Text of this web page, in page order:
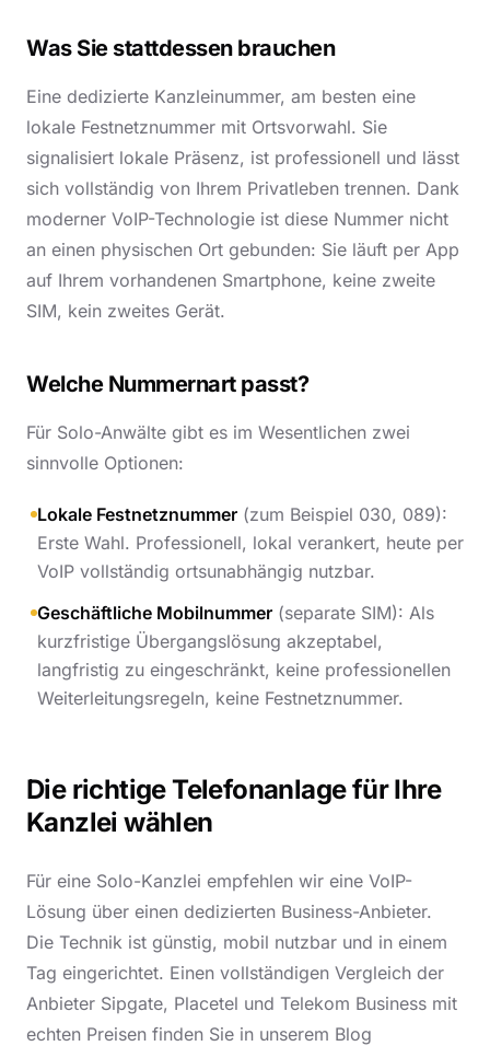
Was Sie stattdessen brauchen
Eine dedizierte Kanzleinummer, am besten eine
lokale Festnetznummer mit Ortsvorwahl. Sie
signalisiert lokale Präsenz, ist professionell und lässt
sich vollständig von Ihrem Privatleben trennen. Dank
moderner VoIP-Technologie ist diese Nummer nicht
an einen physischen Ort gebunden: Sie läuft per App
auf Ihrem vorhandenen Smartphone, keine zweite
SIM, kein zweites Gerät.
Welche Nummernart passt?
Für Solo-Anwälte gibt es im Wesentlichen zwei
sinnvolle Optionen:
Lokale Festnetznummer (zum Beispiel 030, 089):
Erste Wahl. Professionell, lokal verankert, heute per
VoIP vollständig ortsunabhängig nutzbar.
Geschäftliche Mobilnummer (separate SIM): Als
kurzfristige Übergangslösung akzeptabel,
langfristig zu eingeschränkt, keine professionellen
Weiterleitungsregeln, keine Festnetznummer.
Die richtige Telefonanlage für Ihre
Kanzlei wählen
Für eine Solo-Kanzlei empfehlen wir eine VoIP-
Lösung über einen dedizierten Business-Anbieter.
Die Technik ist günstig, mobil nutzbar und in einem
Tag eingerichtet. Einen vollständigen Vergleich der
Anbieter Sipgate, Placetel und Telekom Business mit
echten Preisen finden Sie in unserem Blog